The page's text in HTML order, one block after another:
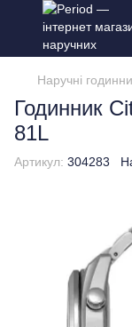
Наручні
Годинник
81L
Артикул: 304283